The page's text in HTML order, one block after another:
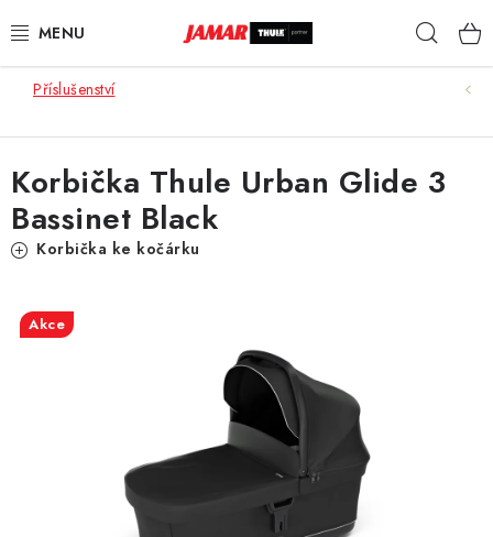
na
STŘEŠNÍ NOSIČE
STŘEŠNÍ BOXY
KOČÁRKY
DĚTSKÉ ZBOŽÍ
AUTOPOTAHY ŠITÉ NA MÍRU
Příslušenství
Korbička Thule Urban Glide 3
Bassinet Black
Korbička ke kočárku
Akce